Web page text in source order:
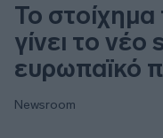
Το
γίνει το
ευρωπαϊκό
Newsroom